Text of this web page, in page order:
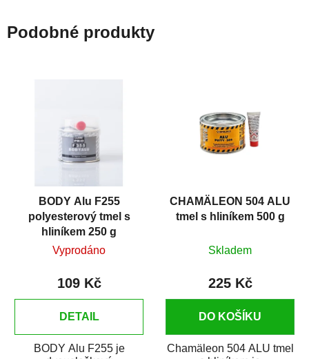
Podobné produkty
BODY Alu F255
polyesterový tmel s
hliníkem 250 g
Vyprodáno
109 Kč
DETAIL
BODY Alu F255 je
CHAMÄLEON 504 ALU
tmel s hliníkem 500 g
Skladem
225 Kč
DO KOŠÍKU
Chamäleon 504 ALU tmel